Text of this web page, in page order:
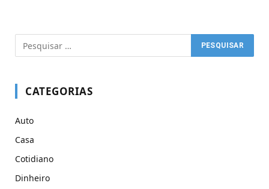
CATEGORIAS
Auto
Casa
Cotidiano
Dinheiro